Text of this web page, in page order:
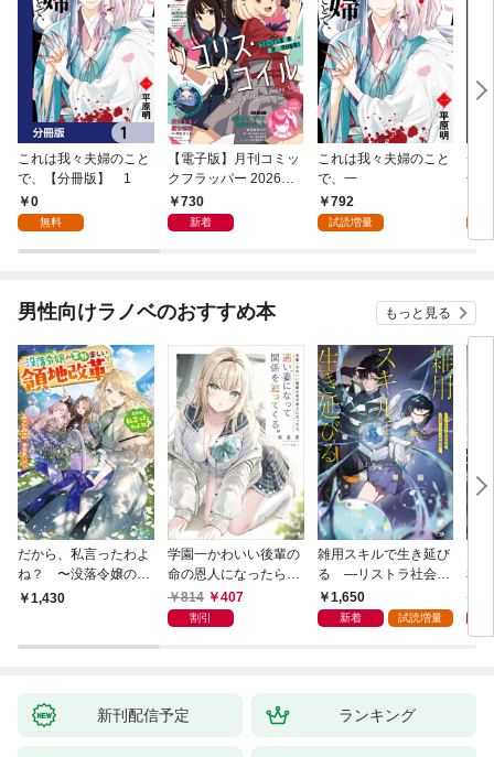
これは我々夫婦のこと
で、【分冊版】 1
0
無料
【電子版】月刊コミッ
クフラッパー 2026年9
月号730
新着
これは我々夫婦のこと
で、一
792
試読増量
チ
冊
男性向けラノベのおすすめ本 もっと見る
だから、私言ったわよ
ね？ 〜没落令嬢の案
外楽しい領地改革〜
1,430
学園一かわいい後輩の
命の恩人になったら、
通い妻になって関係を
迫ってくる。
814 407
割引
雑用スキルで生き延び
る —リストラ社会人
のソロダンジョン攻略
記—
1,650
新着 試読増量
私
戻
し
新刊配信予定 ランキング